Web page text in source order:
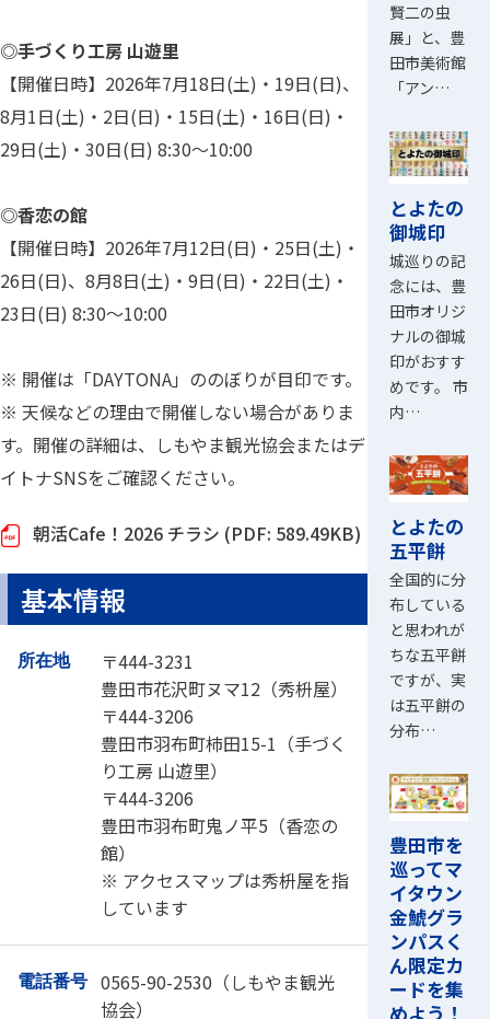
◎手づくり工房 山遊里
【開催日時】2026年7月18日(土)・19日(日)、
8月1日(土)・2日(日)・15日(土)・16日(日)・
29日(土)・30日(日) 8:30～10:00
◎香恋の館
【開催日時】2026年7月12日(日)・25日(土)・
26日(日)、8月8日(土)・9日(日)・22日(土)・
23日(日) 8:30～10:00
※ 開催は「DAYTONA」ののぼりが目印です。
※ 天候などの理由で開催しない場合がありま
す。開催の詳細は、しもやま観光協会またはデ
イトナSNSをご確認ください。
朝活Cafe！2026 チラシ (PDF: 589.49KB)
基本情報
所在地
〒444-3231
豊田市花沢町ヌマ12（秀枡屋）
〒444-3206
豊田市羽布町柿田15-1（手づく
り工房 山遊里）
〒444-3206
豊田市羽布町鬼ノ平5（香恋の
館）
※ アクセスマップは秀枡屋を指
しています
電話番号
0565-90-2530（しもやま観光
協会）
賢二の虫
展」と、豊
田市美術館
「アン…
とよたの
御城印
城巡りの記
念には、豊
田市オリジ
ナルの御城
印がおすす
めです。 市
内…
とよたの
五平餅
全国的に分
布している
と思われが
ちな五平餅
ですが、実
は五平餅の
分布…
豊田市を
巡ってマ
イタウン
金鯱グラ
ンパスく
ん限定カ
ードを集
めよう！